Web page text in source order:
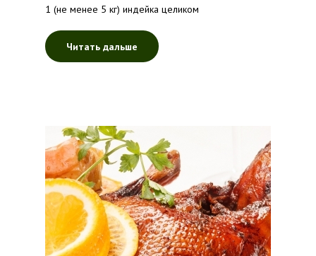
1 (не менее 5 кг) индейка целиком
Читать дальше